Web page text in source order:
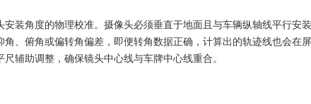
角度的物理校准。摄像头必须垂直于地面且与车辆纵轴线平行安
角、俯角或偏转角偏差，即便转角数据正确，计算出的轨迹线也会在
尺辅助调整，确保镜头中心线与车牌中心线重合。